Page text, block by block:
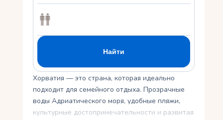
Хорватия — это страна, которая идеально
подходит для семейного отдыха. Прозрачные
воды Адриатического моря, удобные пляжи,
культурные достопримечательности и развитая